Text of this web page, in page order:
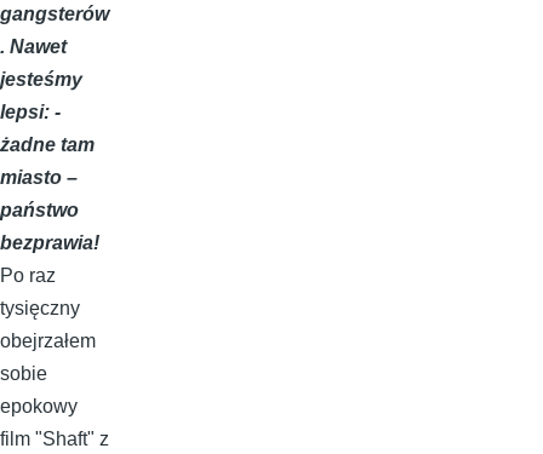
gangsterów
. Nawet
jesteśmy
lepsi: -
żadne tam
miasto –
państwo
bezprawia!
Po raz
tysięczny
obejrzałem
sobie
epokowy
film "Shaft" z